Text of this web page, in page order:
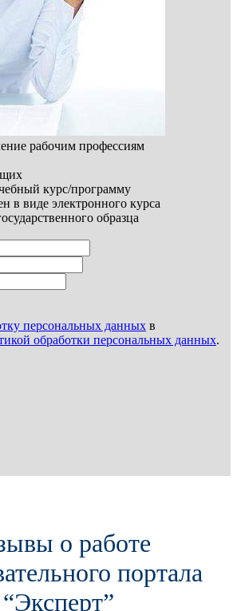
рабочим профессиям
курс/программу
в виде электронного курса
образца
персональных данных в
обработки персональных данных.
о работе
портала
“Эксперт”